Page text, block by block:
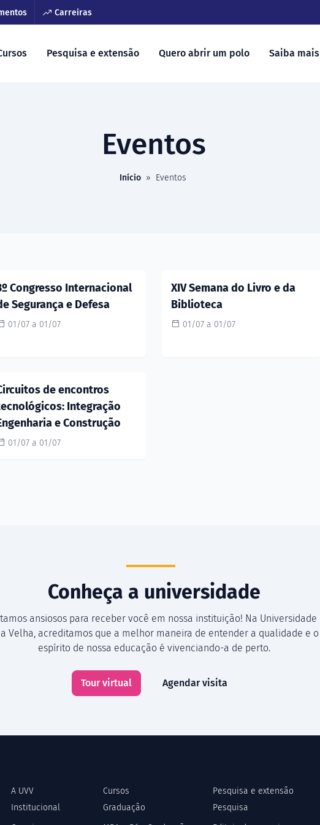
Carreiras
Pesquisa e extensão Quero abrir um polo Saiba mais
Eventos
Início » Eventos
Congresso Internacional
Segurança e Defesa
01/07 a 01/07
XIV Semana do Livro e da
Biblioteca
01/07 a 01/07
de encontros
Integração
e Construção
01/07 a 01/07
Conheça a universidade
ansiosos para receber você em nossa instituição! Na Universidade
Velha, acreditamos que a melhor maneira de entender a qualidade e o
espírito de nossa educação é vivenciando-a de perto.
Tour virtual Agendar visita
A UVV
Institucional
Cursos
Graduação
Pesquisa e extensão
Pesquisa